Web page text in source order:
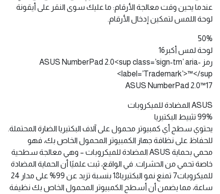
عندما يحين وقت معالجة الأرقام: ما عليك سوى النقر على أيقونة
لوحة اللمس لتمكين إدخال الأرقام.
50%
لوحة لمس أكبر16
رمز ASUS NumberPad 2.0<sup class=’sign-tm’ aria-
label=’Trademark’>™</sup>
ASUS NumberPad 2.0™17
ASUS المضادة للميكروبات
99% تثبيط البكتيريا
يحتوي سطح أي كمبيوتر محمول على آلاف البكتيريا الضارة المحتملة.
للحفاظ على نظافة جهاز الكمبيوتر المحمول الخاص بك، فهو
محمي بحماية ASUS المضادة للميكروبات – وهي معالجة سطحية
خاصة تحمي من الحشرات. في الواقع، ثبت علميًا أن الحماية المضادة
للميكروبات7 تمنع نمو البكتيريا18 بنسبة تزيد عن 99% على مدار 24
ساعة، مما يضمن أن أسطح الكمبيوتر المحمول الخاص بك نظيفة